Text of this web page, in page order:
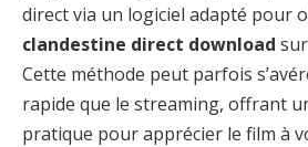
direct via un logiciel adapté pour
clandestine direct download
Cette méthode peut parfois
rapide que le streaming, offrant
pratique pour apprécier le film à